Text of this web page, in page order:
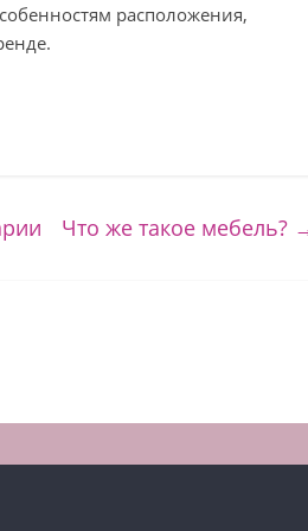
расположения,
Что же такое мебель?